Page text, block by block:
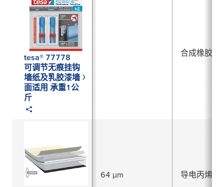
tesa® 77778
可调节无痕挂钩
墙纸及乳胶漆墙
面适用 承重1公
斤
合成橡胶
64 µm 导电丙烯酸